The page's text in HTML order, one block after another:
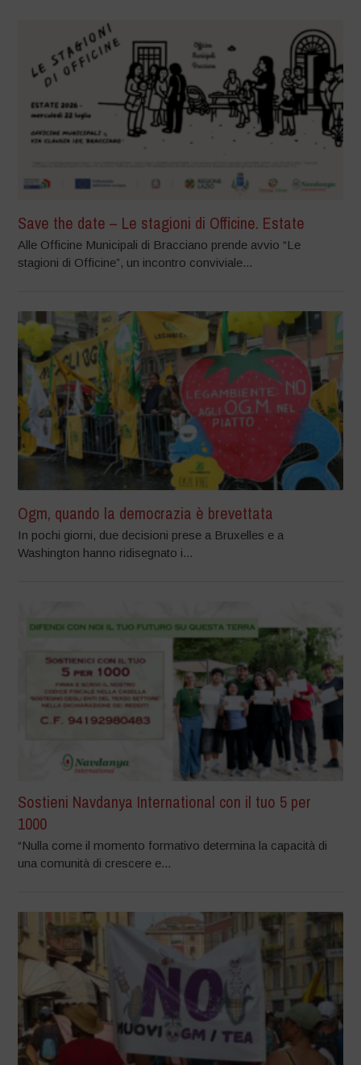
Save the date – Le stagioni di Officine. Estate
Alle Officine Municipali di Bracciano prende avvio “Le
stagioni di Officine”, un incontro conviviale...
Ogm, quando la democrazia è brevettata
In pochi giorni, due decisioni prese a Bruxelles e a
Washington hanno ridisegnato i...
Sostieni Navdanya International con il tuo 5 per
1000
“Nulla come il momento formativo determina la capacità di
una comunità di crescere e...